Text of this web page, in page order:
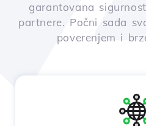
garantovana
partnere. Počni sada
poverenjem i